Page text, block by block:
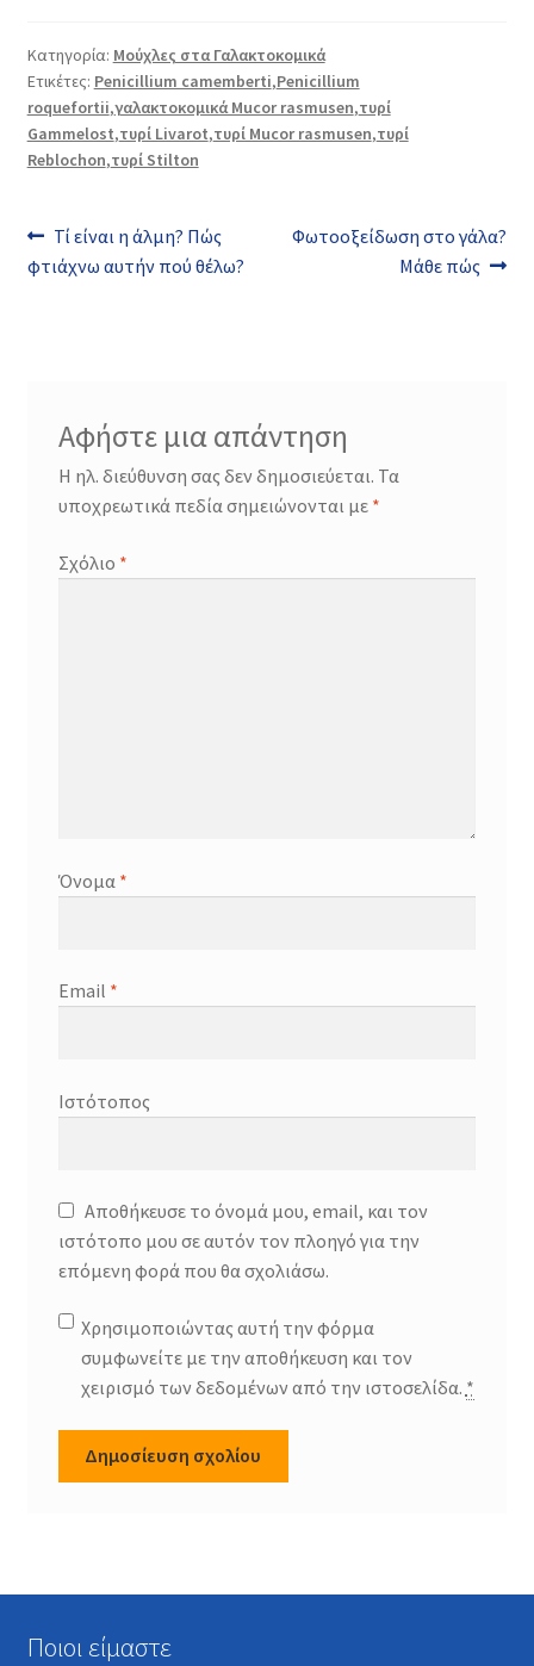
Κατηγορία: Μούχλες στα Γαλακτοκομικά
Ετικέτες: Penicillium camemberti,Penicillium
roquefortii,γαλακτοκομικά Mucor rasmusen,τυρί
Gammelost,τυρί Livarot,τυρί Mucor rasmusen,τυρί
Reblochon,τυρί Stilton
Πλοήγηση
άρθρων
Προηγούμενο
άρθρο:
Τί είναι η άλμη? Πώς
φτιάχνω αυτήν πού θέλω?
Επόμενο
Φωτοοξείδωση στο γάλα?
Μάθε πώς
Αφήστε μια απάντηση
Η ηλ. διεύθυνση σας δεν δημοσιεύεται. Τα
υποχρεωτικά πεδία σημειώνονται με *
Σχόλιο *
Όνομα *
Email *
Ιστότοπος
Αποθήκευσε το όνομά μου, email, και τον
ιστότοπο μου σε αυτόν τον πλοηγό για την
επόμενη φορά που θα σχολιάσω.
Χρησιμοποιώντας αυτή την φόρμα
συμφωνείτε με την αποθήκευση και τον
χειρισμό των δεδομένων από την ιστοσελίδα. *
Ποιοι είμαστε